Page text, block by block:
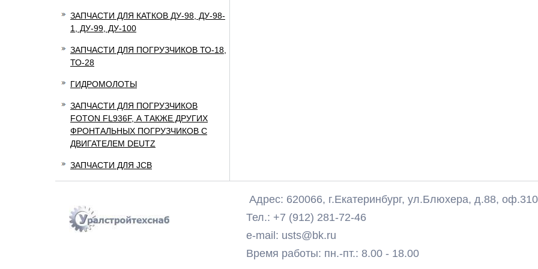
ЗАПЧАСТИ ДЛЯ КАТКОВ ДУ-98, ДУ-98-
1, ДУ-99, ДУ-100
ЗАПЧАСТИ ДЛЯ ПОГРУЗЧИКОВ ТО-18,
ТО-28
ГИДРОМОЛОТЫ
ЗАПЧАСТИ ДЛЯ ПОГРУЗЧИКОВ
FOTON FL936F, А ТАКЖЕ ДРУГИХ
ФРОНТАЛЬНЫХ ПОГРУЗЧИКОВ С
ДВИГАТЕЛЕМ DEUTZ
ЗАПЧАСТИ ДЛЯ JCB
Адрес: 620066, г.Екатеринбург, ул.Блюхера, д.88, оф.310
Тел.: +7 (912) 281-72-46
e-mail: usts@bk.ru
Время работы: пн.-пт.: 8.00 - 18.00